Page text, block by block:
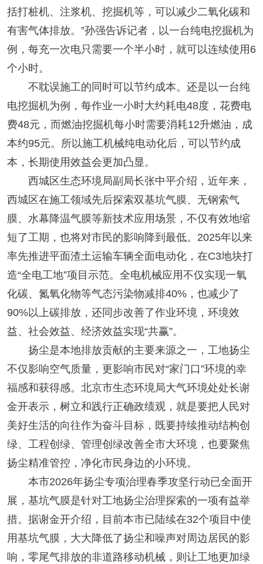
括打桩机、注浆机、挖掘机等，可以减少二氧化碳和
有害气体排放。”孙强告诉记者，以一台纯电挖掘机为
例，每充一次电只需要一个半小时，就可以连续使用6
个小时。
不耽误施工的同时可以节约成本。还是以一台纯
电挖掘机为例，每作业一小时大约耗电48度，花费电
费48元，而燃油挖掘机每小时需要消耗12升燃油，成
本约95元。所以施工机械纯电动化后，可以节约成
本，长期使用效益会更加凸显。
西城区生态环境局副局长张中平介绍，近年来，
西城区在施工领域先后探索双基坑气膜、无钢索气
膜、水幕降温气膜等新技术应用场景，不仅有效地缩
短了工期，也将对市民的影响降到最低。2025年以来
率先推进平面渣土运输车辆全面电动化，在C3地块打
造“全电工地”项目示范。全电机械应用不仅实现一氧
化碳、氮氧化物等气态污染物减排40%，也减少了
90%以上碳排放，还同步改善了作业环境，环境效
益、社会效益、经济效益实现“共赢”。
扬尘是本地排放贡献的主要来源之一，工地扬尘
不仅影响空气质量，更影响市民对“家门口”环境的幸
福感和获得感。北京市生态环境局大气环境处处长谢
金开表示，树立和践行正确政绩观，就是要把人民对
美好生活的向往作为奋斗目标，既要持续推动结构创
绿、工程创绿、管理创绿改善全市大环境，也要聚焦
扬尘精准管控，净化市民身边的小环境。
本市2026年扬尘专项治理春季攻坚行动已全面开
展，基坑气膜是针对工地扬尘治理探索的一项有益举
措。据谢金开介绍，目前本市已陆续在32个项目中使
用基坑气膜，大大降低了扬尘和噪声对周边居民的影
响，零尾气排放的非道路移动机械，则让工地更加绿